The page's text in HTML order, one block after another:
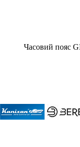
Часовий пояс